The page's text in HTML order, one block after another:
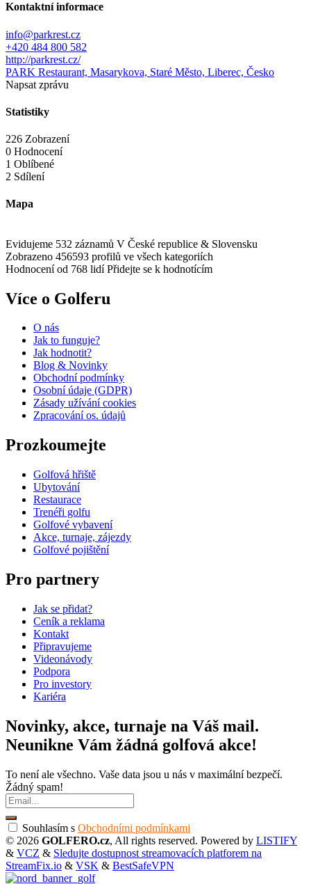
Kontaktní informace
info@parkrest.cz
+420 484 800 582
http://parkrest.cz/
PARK Restaurant, Masarykova, Staré Město, Liberec, Česko
Napsat zprávu
Statistiky
226 Zobrazení
0 Hodnocení
1 Oblíbené
2 Sdílení
Mapa
Evidujeme 532 záznamů V České republice & Slovensku
Zobrazeno 456593 profilů ve všech kategoriích
Hodnocení od 768 lidí Přidejte se k hodnotícím
Více o Golferu
O nás
Jak to funguje?
Jak hodnotit?
Blog & Novinky
Obchodní podmínky
Osobní údaje (GDPR)
Zásady užívání cookies
Zpracování os. údajů​
Prozkoumejte
Golfová hřiště
Ubytování
Restaurace
Trenéři golfu
Golfové vybavení
Akce, turnaje, zájezdy
Golfové pojištění
Pro partnery
Jak se přidat?
Ceník a reklama
Kontakt
Připravujeme
Videonávody
Podpora
Pro investory
Kariéra
Novinky, akce, turnaje na Váš mail.
Neunikne Vám žádná golfová akce!
To není ale všechno. Vaše data jsou u nás v maximální bezpečí.
Žádný spam!
Souhlasím s Obchodními podmínkami
© 2026 GOLFERO.cz, All rights reserved. Powered by LISTIFY
& VCZ & Sledujte dostupnost streamovacích platforem na
StreamFix.io & VSK & BestSafeVPN